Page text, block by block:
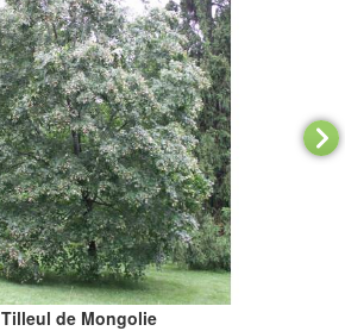
Tilleul de Mongolie